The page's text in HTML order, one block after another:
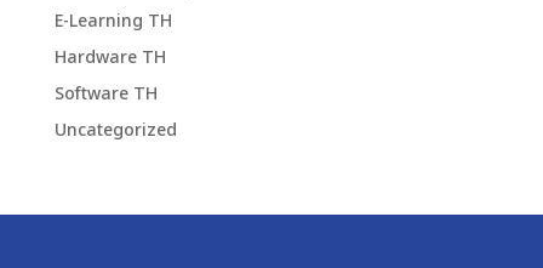
E-Learning TH
Hardware TH
Software TH
Uncategorized